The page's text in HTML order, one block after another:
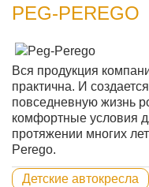
PEG-PEREGO
Вся продукция
практична. И
повседневную жизнь
комфортные условия
протяжении многих
Perego.
Детские автокресла